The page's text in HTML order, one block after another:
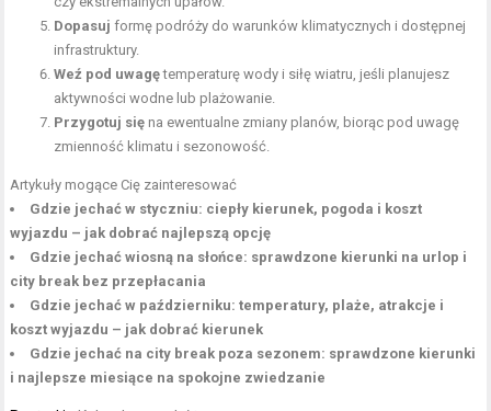
Dopasuj formę podróży do warunków klimatycznych i dostępnej
infrastruktury.
Weź pod uwagętemperaturę wody i siłę wiatru, jeśli planujesz
aktywności wodne lub plażowanie.
Przygotuj się na ewentualne zmiany planów, biorąc pod uwagę
zmienność klimatu i sezonowość.
Artykuły mogące Cię zainteresować
Gdzie jechać w styczniu: ciepły kierunek, pogoda i koszt
wyjazdu – jak dobrać najlepszą opcję
Gdzie jechać wiosną na słońce: sprawdzone kierunki na urlop i
city break bez przepłacania
Gdzie jechać w październiku: temperatury, plaże, atrakcje i
koszt wyjazdu – jak dobrać kierunek
Gdzie jechać na city break poza sezonem: sprawdzone kierunki
i najlepsze miesiące na spokojne zwiedzanie